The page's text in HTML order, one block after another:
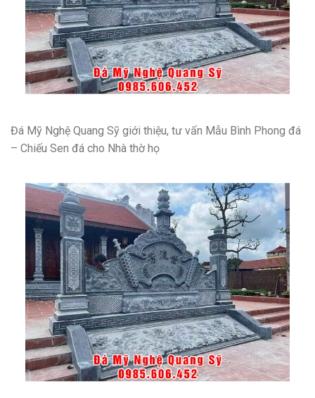
Đá Mỹ Nghệ Quang Sỹ giới thiệu, tư vấn Mẫu Bình Phong đá
– Chiếu Sen đá cho Nhà thờ họ